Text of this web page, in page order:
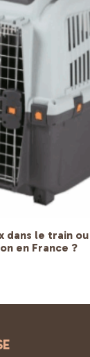
dans le train
en France ?